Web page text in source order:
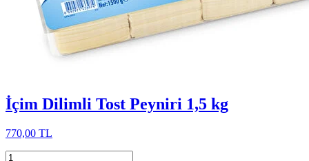
İçim Dilimli Tost Peyniri 1,5 kg
770,00 TL